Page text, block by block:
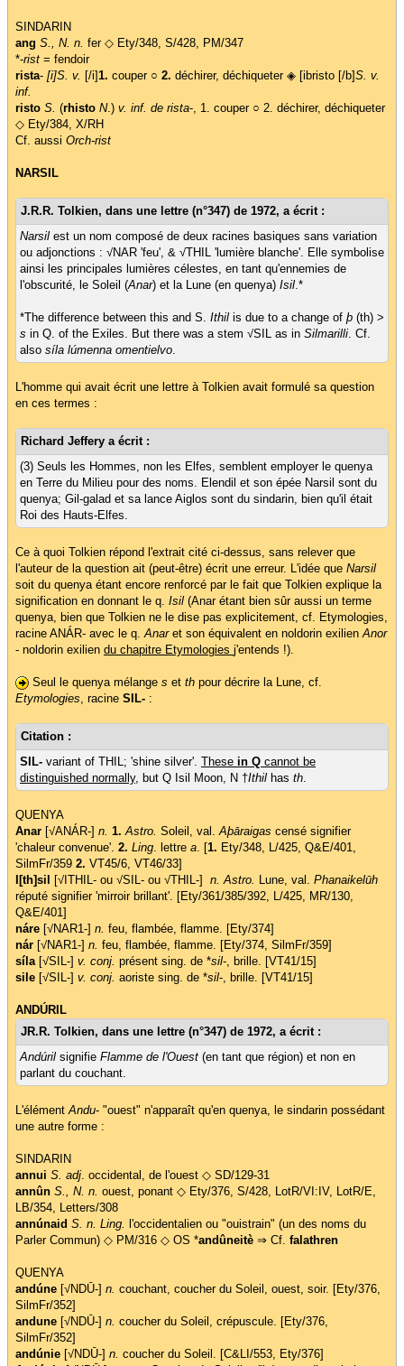
SINDARIN
ang S., N. n. fer ◇ Ety/348, S/428, PM/347
*-rist = fendoir
rista- [i]S. v. [/i]1. couper ○ 2. déchirer, déchiqueter ◈ [ibristo [/b]S. v.
inf.
risto S. (rhisto N.) v. inf. de rista-, 1. couper ○ 2. déchirer, déchiqueter
◇ Ety/384, X/RH
Cf. aussi Orch-rist
NARSIL
J.R.R. Tolkien, dans une lettre (n°347) de 1972, a écrit :
Narsil est un nom composé de deux racines basiques sans variation
ou adjonctions : √NAR 'feu', & √THIL 'lumière blanche'. Elle symbolise
ainsi les principales lumières célestes, en tant qu'ennemies de
l'obscurité, le Soleil (Anar) et la Lune (en quenya) Isil.*
*The difference between this and S. Ithil is due to a change of þ (th) >
s in Q. of the Exiles. But there was a stem √SIL as in Silmarilli. Cf.
also síla lúmenna omentielvo.
L'homme qui avait écrit une lettre à Tolkien avait formulé sa question
en ces termes :
Richard Jeffery a écrit :
(3) Seuls les Hommes, non les Elfes, semblent employer le quenya
en Terre du Milieu pour des noms. Elendil et son épée Narsil sont du
quenya; Gil-galad et sa lance Aiglos sont du sindarin, bien qu'il était
Roi des Hauts-Elfes.
Ce à quoi Tolkien répond l'extrait cité ci-dessus, sans relever que
l'auteur de la question ait (peut-être) écrit une erreur. L'idée que Narsil
soit du quenya étant encore renforcé par le fait que Tolkien explique la
signification en donnant le q. Isil (Anar étant bien sûr aussi un terme
quenya, bien que Tolkien ne le dise pas explicitement, cf. Etymologies,
racine ANÁR- avec le q.Anar et son équivalent en noldorin exilienAnor
- noldorin exilien du chapitre Etymologies j'entends !).
Seul le quenya mélange s et th pour décrire la Lune, cf.
Etymologies, racine SIL- :
Citation :
SIL- variant of THIL; 'shine silver'. These in Q cannot be
distinguished normally, but Q Isil Moon, N †Ithil has th.
QUENYA
Anar [√ANÁR-] n. 1. Astro. Soleil, val.Aþāraigas censé signifier
'chaleur convenue'. 2. Ling. lettre a. [1. Ety/348, L/425, Q&E/401,
SilmFr/359 2. VT45/6, VT46/33]
I[th]sil
[√ITHIL- ou √SIL- ou √THIL-] n. Astro. Lune, val. Phanaikelūh
réputé signifier 'mirroir brillant'. [Ety/361/385/392, L/425, MR/130,
Q&E/401]
náre [√NAR1-] n. feu, flambée, flamme. [Ety/374]
nár [√NAR1-] n. feu, flambée, flamme. [Ety/374, SilmFr/359]
síla [√SIL-] v. conj. présent sing. de *sil-, brille. [VT41/15]
sile [√SIL-] v. conj. aoriste sing. de *sil-, brille. [VT41/15]
ANDÚRIL
JR.R. Tolkien, dans une lettre (n°347) de 1972, a écrit :
Andúril signifie Flamme de l'Ouest (en tant que région) et non en
parlant du couchant.
L'élémentAndu- "ouest" n'apparaît qu'en quenya, le sindarin possédant
une autre forme :
SINDARIN
annui S. adj. occidental, de l'ouest ◇ SD/129-31
annûn S., N. n. ouest, ponant ◇ Ety/376, S/428, LotR/VI:IV, LotR/E,
LB/354, Letters/308
annúnaid S. n. Ling. l'occidentalien ou "ouistrain" (un des noms du
Parler Commun) ◇ PM/316 ◇ OS *andûneitè ⇒ Cf. falathren
QUENYA
andúne [√NDŪ-] n. couchant, coucher du Soleil, ouest, soir. [Ety/376,
SilmFr/352]
andune [√NDŪ-] n. coucher du Soleil, crépuscule. [Ety/376,
SilmFr/352]
andúnie [√NDŪ-] n. coucher du Soleil. [C&LI/553, Ety/376]